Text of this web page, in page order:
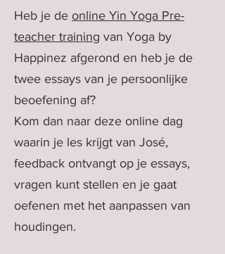
Heb je de online Yin Yoga Pre-
teacher training van Yoga by
Happinez afgerond en heb je de
twee essays van je persoonlijke
beoefening af?
Kom dan naar deze online dag
waarin je les krijgt van José,
feedback ontvangt op je essays,
vragen kunt stellen en je gaat
oefenen met het aanpassen van
houdingen.